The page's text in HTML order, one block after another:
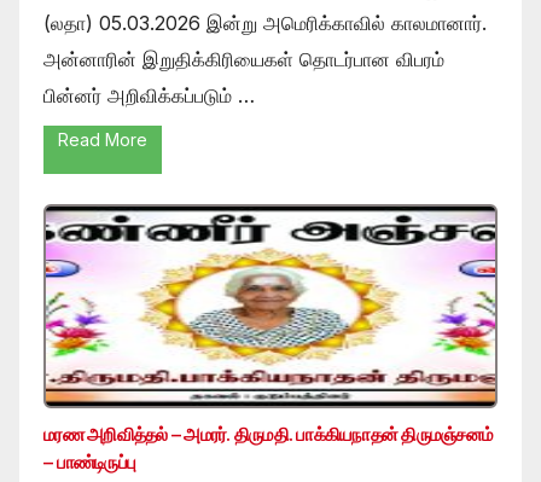
(லதா) 05.03.2026 இன்று அமெரிக்காவில் காலமானார்.
அன்னாரின் இறுதிக்கிரியைகள் தொடர்பான விபரம்
பின்னர் அறிவிக்கப்படும் …
Read More
மரண அறிவித்தல் – அமரர். திருமதி. பாக்கியநாதன் திருமஞ்சனம்
– பாண்டிருப்பு